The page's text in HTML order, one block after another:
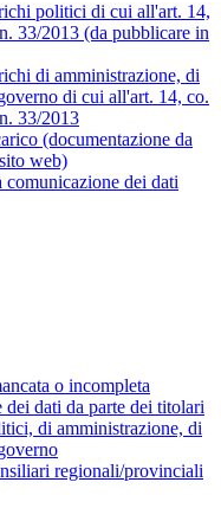
politici di cui all'art. 14,
33/2013 (da pubblicare in
di amministrazione, di
di cui all'art. 14, co.
33/2013
(documentazione da
web)
comunicazione dei dati
o incompleta
dei dati da parte dei titolari
di amministrazione, di
regionali/provinciali